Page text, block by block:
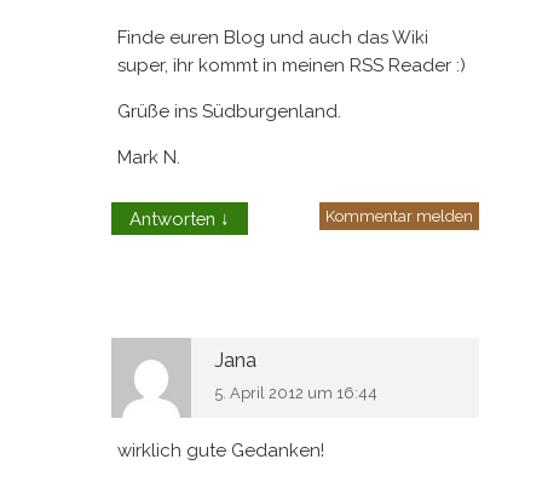
Finde euren Blog und auch das Wiki
super, ihr kommt in meinen RSS Reader :)
Grüße ins Südburgenland.
Mark N.
Antworten ↓ Kommentar melden
Jana
5. April 2012 um 16:44
wirklich gute Gedanken!